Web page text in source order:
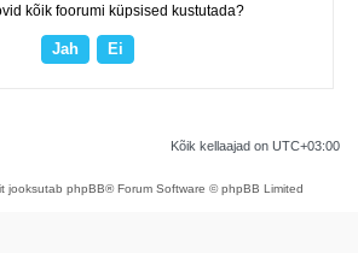
kõik foorumi küpsised kustutada?
Kõik kellaajad on UTC+03:00
jooksutab phpBB® Forum Software © phpBB Limited